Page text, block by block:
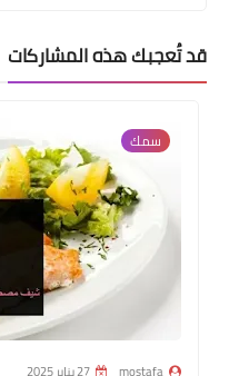
قد تُعجبك هذه المشاركات
سمك
mostafa 27 يناير 2025